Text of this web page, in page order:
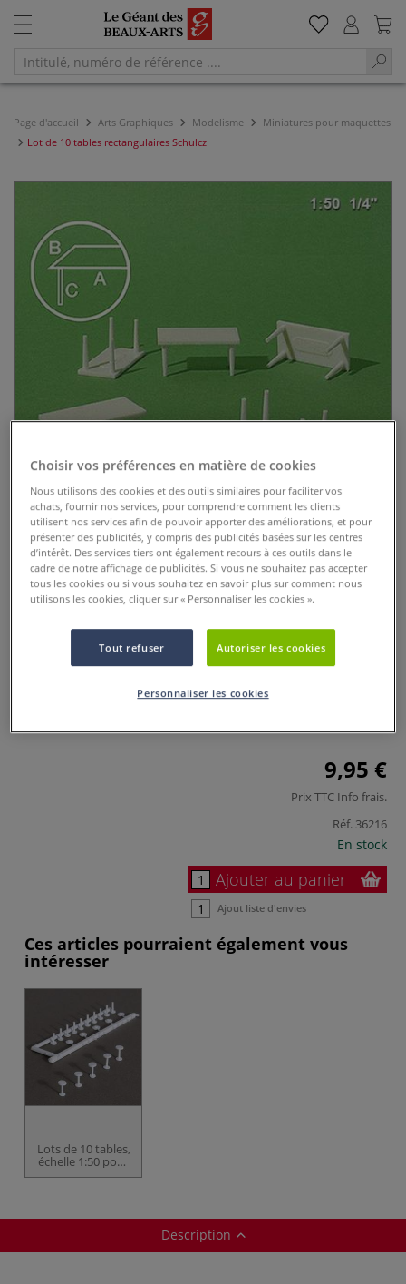
Page d'accueil Arts Graphiques Modelisme
Miniatures pour maquettes
Lot de 10 tables rectangulaires Schulcz
Lot de 10 tables rectangulaires
Schulcz
0 Commentaires
plastique injecté blanc. Mobilier idéal pour maquettes
9,95 €
Prix TTC Info frais.
Réf. 36216
En stock
Ajouter au panier
Ajout liste d'envies
Ces articles pourraient également vous
intéresser
Lots de 10 tables,
échelle 1:50 pour
maquettes
Description
Choisir vos préférences en matière de cookies
Nous utilisons des cookies et des outils similaires pour faciliter vos
achats, fournir nos services, pour comprendre comment les clients
utilisent nos services afin de pouvoir apporter des améliorations, et pour
présenter des publicités, y compris des publicités basées sur les centres
d’intérêt. Des services tiers ont également recours à ces outils dans le
cadre de notre affichage de publicités. Si vous ne souhaitez pas accepter
tous les cookies ou si vous souhaitez en savoir plus sur comment nous
utilisons les cookies, cliquer sur « Personnaliser les cookies ».
Tout refuser Autoriser les cookies
Personnaliser les cookies